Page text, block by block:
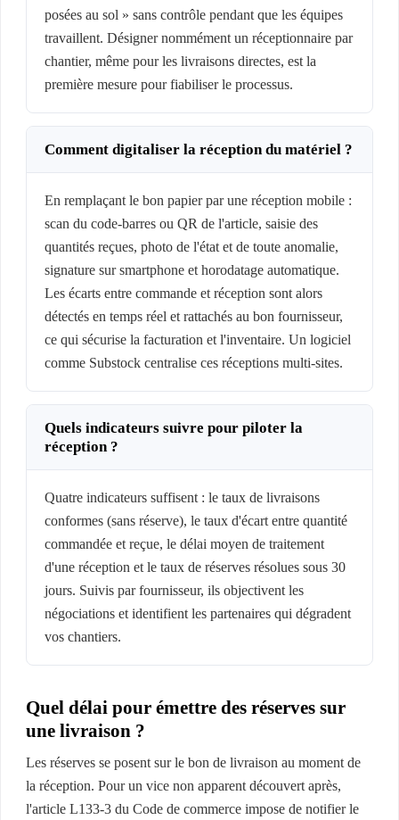
posées au sol » sans contrôle pendant que les équipes
travaillent. Désigner nommément un réceptionnaire par
chantier, même pour les livraisons directes, est la
première mesure pour fiabiliser le processus.
Comment digitaliser la réception du matériel ?
En remplaçant le bon papier par une réception mobile :
scan du code-barres ou QR de l'article, saisie des
quantités reçues, photo de l'état et de toute anomalie,
signature sur smartphone et horodatage automatique.
Les écarts entre commande et réception sont alors
détectés en temps réel et rattachés au bon fournisseur,
ce qui sécurise la facturation et l'inventaire. Un logiciel
comme Substock centralise ces réceptions multi-sites.
Quels indicateurs suivre pour piloter la
réception ?
Quatre indicateurs suffisent : le taux de livraisons
conformes (sans réserve), le taux d'écart entre quantité
commandée et reçue, le délai moyen de traitement
d'une réception et le taux de réserves résolues sous 30
jours. Suivis par fournisseur, ils objectivent les
négociations et identifient les partenaires qui dégradent
vos chantiers.
Quel délai pour émettre des réserves sur
une livraison ?
Les réserves se posent sur le bon de livraison au moment de
la réception. Pour un vice non apparent découvert après,
l'article L133-3 du Code de commerce impose de notifier le